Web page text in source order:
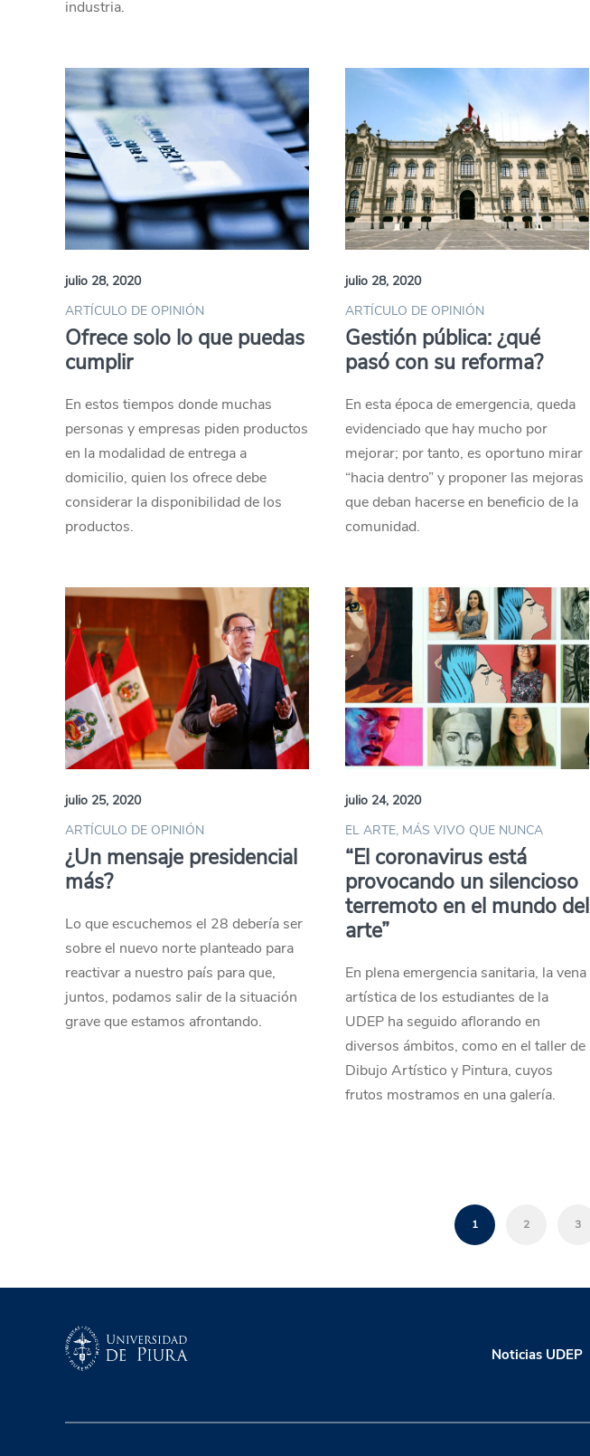
industria.
julio 28, 2020
ARTÍCULO DE OPINIÓN
Ofrece solo lo que puedas
cumplir
En estos tiempos donde muchas
personas y empresas piden productos
en la modalidad de entrega a
domicilio, quien los ofrece debe
considerar la disponibilidad de los
productos.
julio 28, 2020
ARTÍCULO DE OPINIÓN
Gestión pública: ¿qué
pasó con su reforma?
En esta época de emergencia, queda
evidenciado que hay mucho por
mejorar; por tanto, es oportuno mirar
“hacia dentro” y proponer las mejoras
que deban hacerse en beneficio de la
comunidad.
julio 25, 2020
ARTÍCULO DE OPINIÓN
¿Un mensaje presidencial
más?
Lo que escuchemos el 28 debería ser
sobre el nuevo norte planteado para
reactivar a nuestro país para que,
juntos, podamos salir de la situación
grave que estamos afrontando.
julio 24, 2020
EL ARTE, MÁS VIVO QUE NUNCA
“El coronavirus está
provocando un silencioso
terremoto en el mundo del
arte”
En plena emergencia sanitaria, la vena
artística de los estudiantes de la
UDEP ha seguido aflorando en
diversos ámbitos, como en el taller de
Dibujo Artístico y Pintura, cuyos
frutos mostramos en una galería.
1 2 3
Noticias UDEP